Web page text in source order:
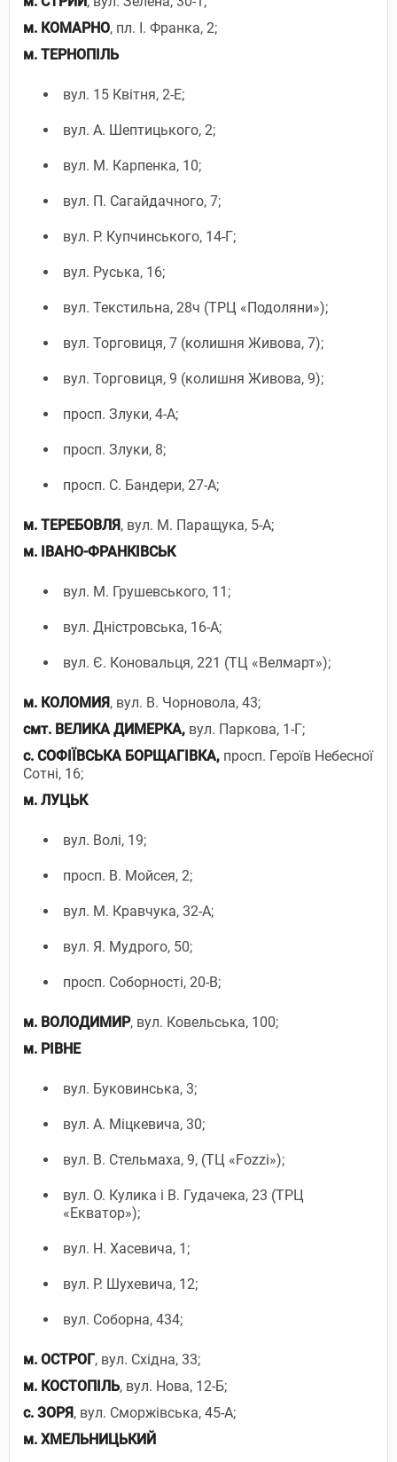
м. КОМАРНО, пл. І. Франка, 2;
м. ТЕРНОПІЛЬ
вул. 15 Квітня, 2-Е;
вул. А. Шептицького, 2;
вул. М. Карпенка, 10;
вул. П. Сагайдачного, 7;
вул. Р. Купчинського, 14-Г;
вул. Руська, 16;
вул. Текстильна, 28ч (ТРЦ «Подоляни»);
вул. Торговиця, 7 (колишня Живова, 7);
вул. Торговиця, 9 (колишня Живова, 9);
просп. Злуки, 4-А;
просп. Злуки, 8;
просп. С. Бандери, 27-А;
м. ТЕРЕБОВЛЯ , вул. М. Паращука, 5-А;
м. ІВАНО-ФРАНКІВСЬК
вул. М. Грушевського, 11;
вул. Дністровська, 16-А;
вул. Є. Коновальця, 221 (ТЦ «Велмарт»);
м. КОЛОМИЯ , вул. В. Чорновола, 43;
смт. ВЕЛИКА ДИМЕРКА, вул. Паркова, 1-Г;
с. СОФІЇВСЬКА БОРЩАГІВКА, просп. Героїв Небесної
Сотні, 16;
м. ЛУЦЬК
вул. Волі, 19;
просп. В. Мойсея, 2;
вул. М. Кравчука, 32-А;
вул. Я. Мудрого, 50;
просп. Соборності, 20-В;
м. ВОЛОДИМИР, вул. Ковельська, 100;
м. РІВНЕ
вул. Буковинська, 3;
вул. А. Міцкевича, 30;
вул. В. Стельмаха, 9, (ТЦ «Fozzi»);
вул. О. Кулика і В. Гудачека, 23 (ТРЦ
«Екватор»);
вул. Н. Хасевича, 1;
вул. Р. Шухевича, 12;
вул. Соборна, 434;
м. ОСТРОГ, вул. Східна, 33;
м. КОСТОПІЛЬ, вул. Нова, 12-Б;
с. ЗОРЯ , вул. Сморжівська, 45-А;
м. ХМЕЛЬНИЦЬКИЙ